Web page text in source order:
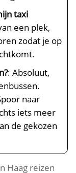
taxi
een plek,
zodat je op
: Absoluut,
naar
iets meer
de gekozen
Haag reizen